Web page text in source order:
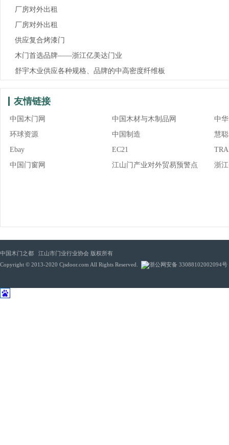
厂房对外出租
厂房对外出租
供应复合烤漆门
木门首选品牌——浙江亿美达门业
舒宇木业供应各种规格、品牌的中高密度纤维板
友情链接
中国木门网 中国木材与木制品网
中
环球资源
中国制造
慧
Ebay
EC21
中国门窗网
江山门产业对外贸易预警点 浙
中国木门之都 江山市门业行业协会 版权所有
Copyright © 2013-2020 Cjsdoor.com All Rights Reserved.
浙公网安备 33088102002094号